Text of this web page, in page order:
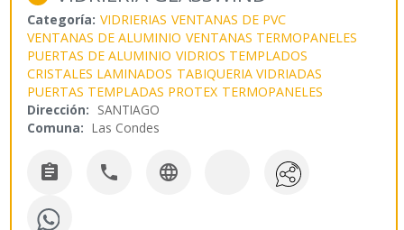
Categoría: VIDRIERIAS VENTANAS DE PVC
VENTANAS DE ALUMINIO VENTANAS TERMOPANELES
PUERTAS DE ALUMINIO VIDRIOS TEMPLADOS
CRISTALES LAMINADOS TABIQUERIA VIDRIADAS
PUERTAS TEMPLADAS PROTEX TERMOPANELES
Dirección: SANTIAGO
Comuna: Las Condes
  